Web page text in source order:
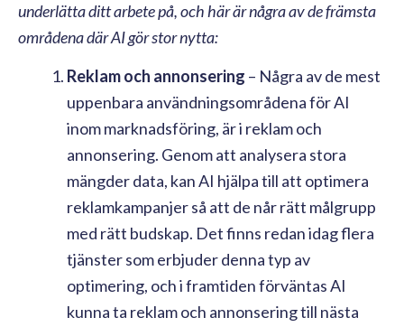
underlätta ditt arbete på, och här är några av de främsta
områdena där AI gör stor nytta:
Reklam och annonsering – Några av de mest
uppenbara användningsområdena för AI
inom marknadsföring, är i reklam och
annonsering. Genom att analysera stora
mängder data, kan AI hjälpa till att optimera
reklamkampanjer så att de når rätt målgrupp
med rätt budskap. Det finns redan idag flera
tjänster som erbjuder denna typ av
optimering, och i framtiden förväntas AI
kunna ta reklam och annonsering till nästa